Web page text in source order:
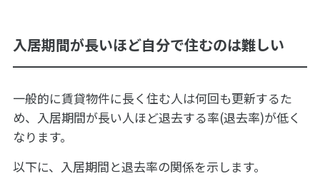
入居期間が長いほど自分で住むのは難しい
一般的に賃貸物件に長く住む人は何回も更新するた
め、入居期間が長い人ほど退去する率(退去率)が低く
なります。
以下に、入居期間と退去率の関係を示します。